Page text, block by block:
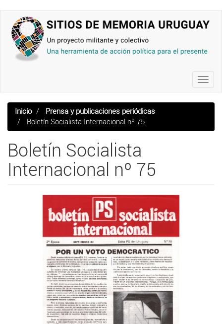
contenido
principal
Inicio
Prensa y publicaciones periódicas
Boletín Socialista Internacional nº 75
Boletín Socialista
Internacional nº 75